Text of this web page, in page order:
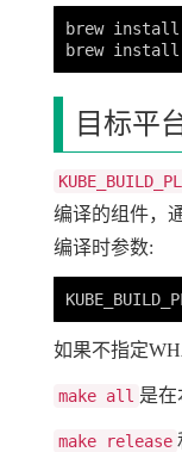
brew
目标平
编译的组件，
编译时参数:
如果不指定
make all 是在
make release